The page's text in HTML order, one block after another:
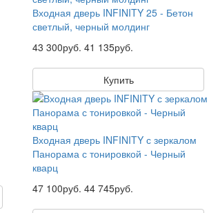
Входная дверь INFINITY 25 - Бетон
светлый, черный молдинг
43 300руб. 41 135руб.
Купить
Входная дверь INFINITY с зеркалом
Панорама с тонировкой - Черный
кварц
47 100руб. 44 745руб.